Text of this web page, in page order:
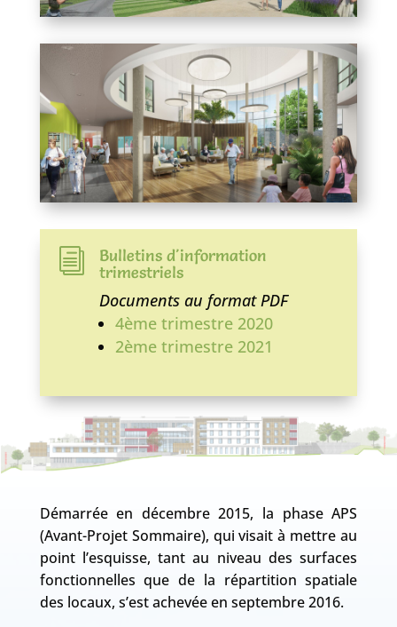
i
Bulletins d'information
trimestriels
Documents au format PDF
4ème trimestre 2020
2ème trimestre 2021
Démarrée en décembre 2015, la phase APS
(Avant-Projet Sommaire), qui visait à mettre au
point l’esquisse, tant au niveau des surfaces
fonctionnelles que de la répartition spatiale
des locaux, s’est achevée en septembre 2016.